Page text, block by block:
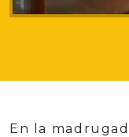
En la